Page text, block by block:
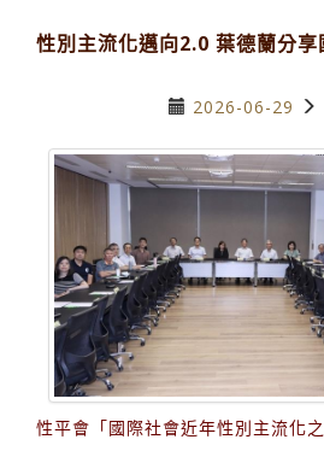
性別主流化邁向2.0 葉德蘭分
2026-06-29
性平會「國際社會近年性別主流化之